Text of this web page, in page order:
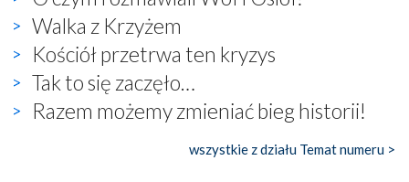
Walka z Krzyżem
Kościół przetrwa ten kryzys
Tak to się zaczęło…
Razem możemy zmieniać bieg historii!
wszystkie z działu Temat numeru >